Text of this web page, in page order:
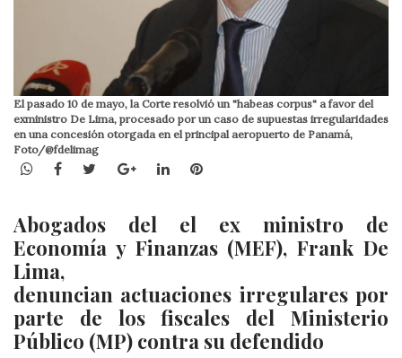
El pasado 10 de mayo, la Corte resolvió un "habeas corpus" a favor del
exministro De Lima, procesado por un caso de supuestas irregularidades
en una concesión otorgada en el principal aeropuerto de Panamá,
Foto/@fdelimag
WhatsApp
Facebook
TwitterGoogle+LinkedInPinterest
Abogados del el ex ministro de
Economía y Finanzas (MEF), Frank De
Lima,
denuncian actuaciones irregulares por
parte de los fiscales del Ministerio
Público (MP) contra su defendido